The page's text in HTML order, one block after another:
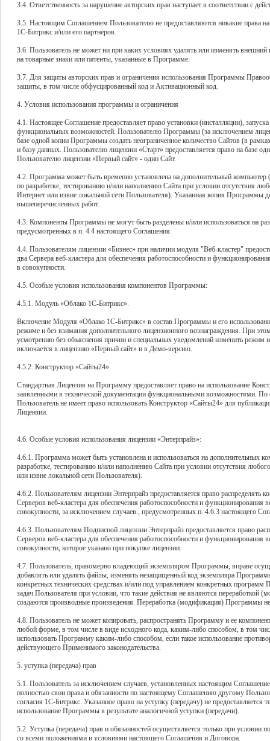
3.4. Ответственность за нарушение авторских прав наступает в соответствии с
3.5. Настоящим Соглашением Пользователю не предоставляются никакие права
1С-Битрикс и/или его партнеров.
3.6. Пользователь не может ни при каких условиях удалять или изменять
на товарные знаки или патенты, указанные в Программе.
3.7. Для защиты авторских прав и ограничения использования Программы
защиты, в том числе обфусцированный код и Активационный код.
4. Условия использования программы и ограничения
4.1. Настоящее Соглашение предоставляет право установки (инсталляции),
функциональных возможностей. Пользователю Программы (за исключением
базе одной копии Программы создать неограниченное количество Сайтов (в
и базу данных. Пользователю лицензии «Старт» предоставляется право на базе
Пользователю лицензии «Первый сайт» - один Сайт.
4.2. Программа может быть временно установлена на дополнительный
по разработке, тестированию и/или наполнению Сайта при условии отсутствия
Интернет или извне локальной сети Пользователя). Указанная копия Программы
вышеперечисленных работ.
4.3. Компоненты Программы не могут быть разделены и/или использоваться на
предусмотренных в п. 4.4 настоящего Соглашения.
4.4. Пользователям лицензии «Бизнес» при наличии модуля "Веб-кластер"
два Сервера веб-кластера для обеспечения работоспособности и
в совокупности.
4.5. Особые условия использования компонентов Программы:
4.5.1. Модуль «Облако 1С-Битрикс».
Включение Модуля «Облако 1С-Битрикс» в состав Программы и его
режиме и без взимания дополнительного лицензионного вознаграждения. При
усмотрению без объяснения причин и специальных уведомлений изменить режим
включается в лицензию «Первый сайт» и в Демо-версию.
4.5.2. Конструктор «Сайты24».
Стандартная Лицензия на Программу предоставляет право на использование
заявленными в технической документации функциональными возможностями. По
Пользователь не имеет право использовать Конструктор «Сайты24» для
Лицензии.
4.6. Особые условия использования лицензии «Энтерпрайз»:
4.6.1. Программа может быть установлена и использоваться на дополнительных
разработке, тестированию и/или наполнению Сайта при условии отсутствия
или извне локальной сети Пользователя).
4.6.2. Пользователям лицензии Энтерпрайз предоставляется право
Серверов веб-кластера для обеспечения работоспособности и
совокупности, за исключением случаев., предусмотренных п. 4.6.3 настоящего
4.6.3. Пользователям Подписной лицензии Энтерпрайз предоставляется право
Серверов веб-кластера для обеспечения работоспособности и
совокупности, которое указано при покупке лицензии.
4.7. Пользователь, правомерно владеющий экземпляром Программы, вправе
добавлять или удалять файлы, изменять незащищенный код экземпляра
конкретных технических средствах и/или под управлением конкретных
задач Пользователя при условии, что такие действия не являются переработкой
создаются производные произведения. Переработка (модификация) Программы
4.8. Пользователь не может копировать, распространять Программу и ее
любой форме, в том числе в виде исходного кода, каким-либо способом, в том
использовать Программу каким-либо способом, если такое использование
действующего Применимого законодательства.
5. уступка (передача) прав
5.1. Пользователь за исключением случаев, установленных настоящим
полностью свои права и обязанности по настоящему Соглашению другому
согласия 1С-Битрикс. Указанное право на уступку (передачу) не
использование Программы в результате аналогичной уступки (передачи).
5.2. Уступка (передача) прав и обязанностей осуществляется только при условии
со всеми положениями и условиями настоящего Соглашения и Договора.